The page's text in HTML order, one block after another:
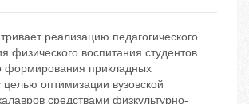
реализацию педагогического
физического воспитания студентов
формирования прикладных
оптимизации вузовской
средствами физкультурно-